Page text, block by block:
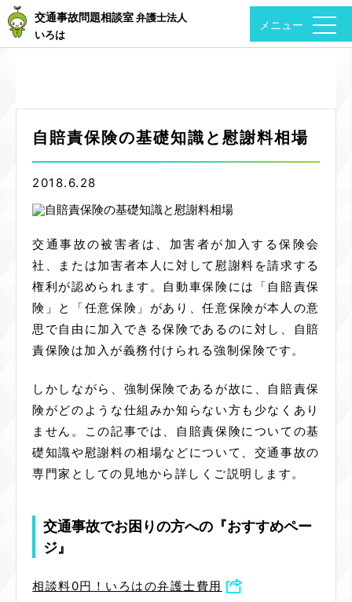
交通事故問題相談室弁護士法人
いろは
自賠責保険の基礎知識と慰謝料相場
2018.6.28
交通事故の被害者は、加害者が加入する保険会
社、または加害者本人に対して慰謝料を請求する
権利が認められます。自動車保険には「自賠責保
険」と「任意保険」があり、任意保険が本人の意
思で自由に加入できる保険であるのに対し、自賠
責保険は加入が義務付けられる強制保険です。
しかしながら、強制保険であるが故に、自賠責保
険がどのような仕組みか知らない方も少なくあり
ません。この記事では、自賠責保険についての基
礎知識や慰謝料の相場などについて、交通事故の
専門家としての見地から詳しくご説明します。
交通事故でお困りの方への『おすすめペー
ジ』
相談料0円！いろはの弁護士費用